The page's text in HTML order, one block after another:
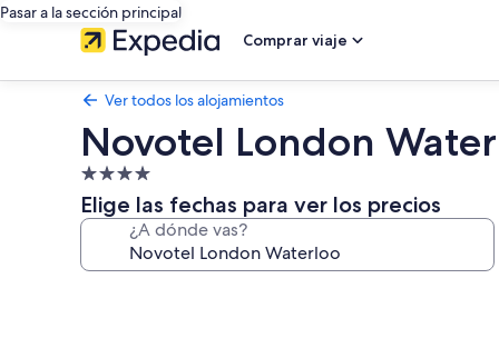
Pasar a la sección principal
Comprar viaje
Ver todos los alojamientos
Novotel London
Alojamiento
de
4.0 estrellas
Elige las fechas para ver los precios
¿A dónde vas?